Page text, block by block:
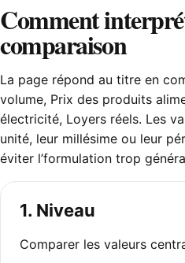
Comment
comparaison
La page répond au titre en
volume, Prix des produits
électricité, Loyers réels. Les
unité, leur millésime ou leur
éviter l’formulation trop
1. Niveau
Comparer les valeurs